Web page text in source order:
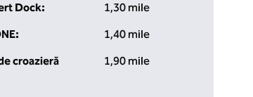
Dock:
1,30 mile
1,40 mile
croazieră
1,90 mile